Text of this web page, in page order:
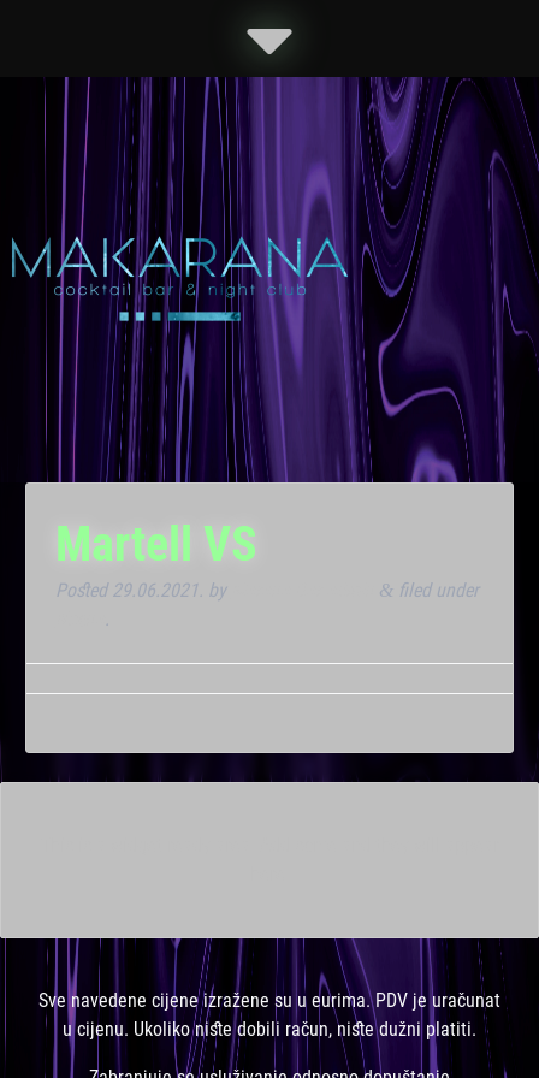
Martell VS
Posted 29.06.2021. by & filed under
.
Sve navedene cijene izražene su u eurima. PDV je uračunat
u cijenu. Ukoliko niste dobili račun, niste dužni platiti.